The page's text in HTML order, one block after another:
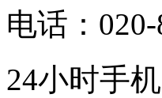
电话：
24小时手